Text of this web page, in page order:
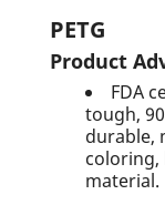
PETG
Product
FDA
tough,
durable,
material.